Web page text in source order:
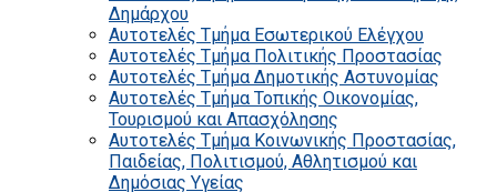
Δημάρχου
Αυτοτελές Τμήμα Εσωτερικού Ελέγχου
Αυτοτελές Τμήμα Πολιτικής Προστασίας
Αυτοτελές Τμήμα Δημοτικής Αστυνομίας
Αυτοτελές Τμήμα Τοπικής Οικονομίας,
Τουρισμού και Απασχόλησης
Αυτοτελές Τμήμα Κοινωνικής Προστασίας,
Παιδείας, Πολιτισμού, Αθλητισμού και
Δημόσιας Υγείας